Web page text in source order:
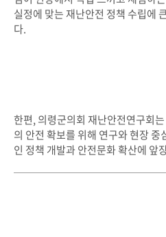
실정에 맞는 재난안전 정책 수립에
다.
한편, 의령군의회 재난안전연구회
의 안전 확보를 위해 연구와 현장
인 정책 개발과 안전문화 확산에 앞